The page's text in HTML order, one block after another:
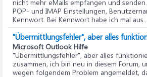
nicht mehr eMails empfangen und
POP- und IMAP Einstellungen,
Kennwort. Bei Kennwort habe ich mal aus...
"Übermittlungsfehler", aber alles
Microsoft Outlook Hilfe
"Übermittlungsfehler", aber alles
zusammen, ich bin neu in diesem Forum,
wegen folgendem Problem angemeldet,